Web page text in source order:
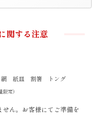
関する注意
網 紙皿 割箸
トング
限定）
ん。お客様にてご準備を